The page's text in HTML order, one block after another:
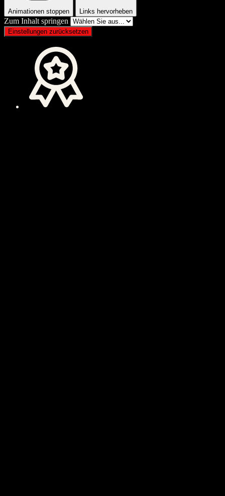
Animationen stoppen Links hervorheben
Zum Inhalt springen
Einstellungen zurücksetzen